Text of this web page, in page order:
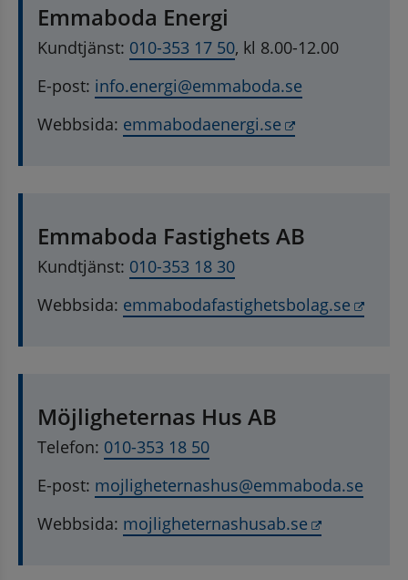
Emmaboda Energi
Kundtjänst: 010-353 17 50, kl 8.00-12.00
E-post: info.energi@emmaboda.se
Webbsida: emmabodaenergi.se Länk till
Emmaboda Fastighets AB
Kundtjänst: 010-353 18 30
Webbsida: emmabodafastighetsbolag.se Länk
Möjligheternas Hus AB
Telefon: 010-353 18 50
E-post: mojligheternashus@emmaboda.se
Webbsida: mojligheternashusab.se Länk till